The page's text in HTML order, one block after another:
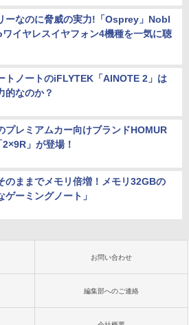
ーなのに脅威の実力!「Osprey」Nobl
イヤレスイヤフォン4機種を一気に聴
トノートのiFLYTEK「AINOTE 2」は
的なのか？
プレミアムカー向けブランドHOMUR
」が登場！
のままでメモリ倍増！メモリ32GBの
ゲーミングノート」
お問い合わせ
編集部へのご連絡